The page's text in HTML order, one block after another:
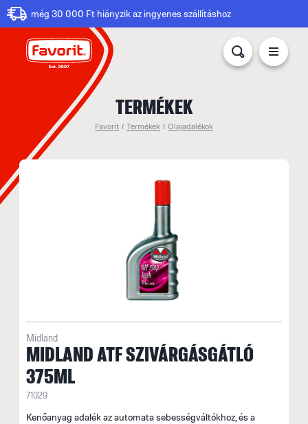
még 30 000 Ft hiányzik az ingyenes szállításhoz
TERMÉKEK
Favorit / Termékek / Olajadalékok
Midland
MIDLAND ATF SZIVÁRGÁSGÁTLÓ
375ML
71029
Kenőanyag adalék az automata sebességváltókhoz, és a